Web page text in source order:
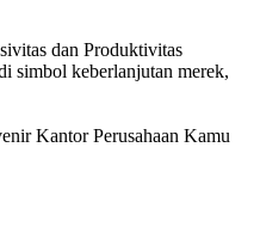
dan Produktivitas
simbol keberlanjutan merek,